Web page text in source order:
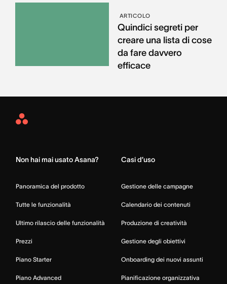
ARTICOLO
Quindici segreti per
creare una lista di cose
da fare davvero
efficace
Asana
Non hai mai usato Asana?
Panoramica del prodotto
Tutte le funzionalità
Ultimo rilascio delle funzionalità
Prezzi
Piano Starter
Piano Advanced
Casi d’uso
Gestione delle campagne
Calendario dei contenuti
Produzione di creatività
Gestione degli obiettivi
Onboarding dei nuovi assunti
Pianificazione organizzativa